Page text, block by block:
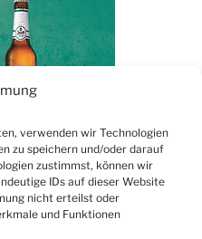
verwenden wir Technologien
zu speichern und/oder darauf
zustimmst, können wir
IDs auf dieser Website
nicht erteilst oder
und Funktionender Erzquell